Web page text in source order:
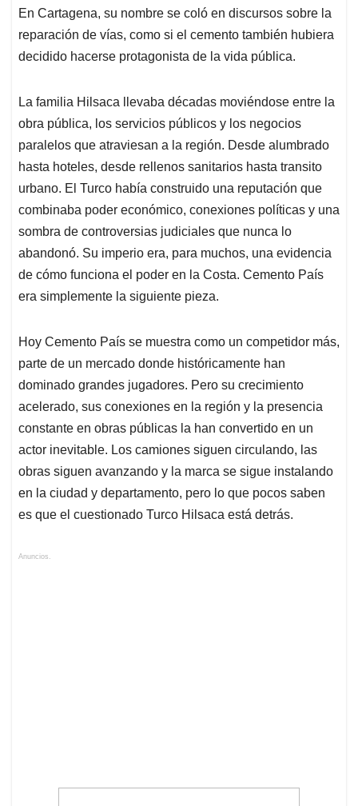
En Cartagena, su nombre se coló en discursos sobre la
reparación de vías, como si el cemento también hubiera
decidido hacerse protagonista de la vida pública.
La familia Hilsaca llevaba décadas moviéndose entre la
obra pública, los servicios públicos y los negocios
paralelos que atraviesan a la región. Desde alumbrado
hasta hoteles, desde rellenos sanitarios hasta transito
urbano. El Turco había construido una reputación que
combinaba poder económico, conexiones políticas y una
sombra de controversias judiciales que nunca lo
abandonó. Su imperio era, para muchos, una evidencia
de cómo funciona el poder en la Costa. Cemento País
era simplemente la siguiente pieza.
Hoy Cemento País se muestra como un competidor más,
parte de un mercado donde históricamente han
dominado grandes jugadores. Pero su crecimiento
acelerado, sus conexiones en la región y la presencia
constante en obras públicas la han convertido en un
actor inevitable. Los camiones siguen circulando, las
obras siguen avanzando y la marca se sigue instalando
en la ciudad y departamento, pero lo que pocos saben
es que el cuestionado Turco Hilsaca está detrás.
Anuncios.